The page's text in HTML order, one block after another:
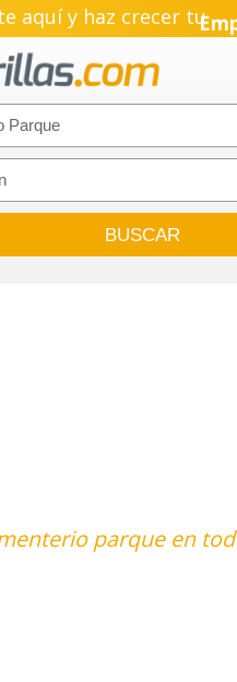
aquí y haz crecer tu
parque en